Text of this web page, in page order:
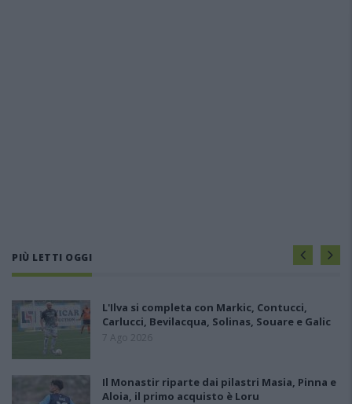
PIÙ LETTI OGGI
L'Ilva si completa con Markic, Contucci,
Carlucci, Bevilacqua, Solinas, Souare e Galic
7 Ago 2026
Il Monastir riparte dai pilastri Masia, Pinna e
Aloia, il primo acquisto è Loru